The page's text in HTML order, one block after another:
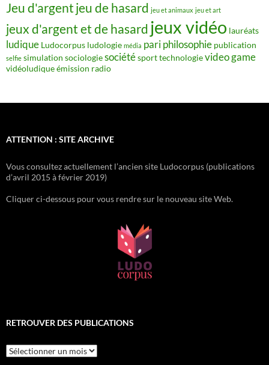
Jeu d'argent jeu de hasard jeu et animaux jeu et art
jeux d'argent et de hasard jeux vidéo lauréats
ludique Ludocorpus ludologie média pariphilosophie publication
selfie simulation sociologiesociétésporttechnologievideo game
vidéoludiqueémission radio
ATTENTION : SITE ARCHIVE
Vous consultez actuellement l’ancien site Ludocorpus (publications
d’avril 2015 à février 2019)
Cliquer ci-dessous pour vous rendre sur le nouveau site Web.
RETROUVER DES PUBLICATIONS
Retrouver
des